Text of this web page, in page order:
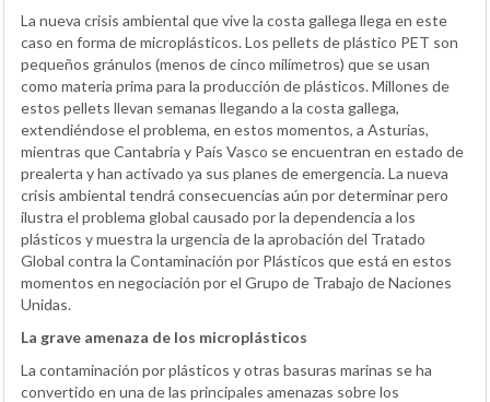
La nueva crisis ambiental que vive la costa gallega llega en este
caso en forma de microplásticos. Los pellets de plástico PET son
pequeños gránulos (menos de cinco milímetros) que se usan
como materia prima para la producción de plásticos. Millones de
estos pellets llevan semanas llegando a la costa gallega,
extendiéndose el problema, en estos momentos, a Asturias,
mientras que Cantabria y País Vasco se encuentran en estado de
prealerta y han activado ya sus planes de emergencia. La nueva
crisis ambiental tendrá consecuencias aún por determinar pero
ilustra el problema global causado por la dependencia a los
plásticos y muestra la urgencia de la aprobación del Tratado
Global contra la Contaminación por Plásticos que está en estos
momentos en negociación por el Grupo de Trabajo de Naciones
Unidas.
La grave amenaza de los microplásticos
La contaminación por plásticos y otras basuras marinas se ha
convertido en una de las principales amenazas sobre los